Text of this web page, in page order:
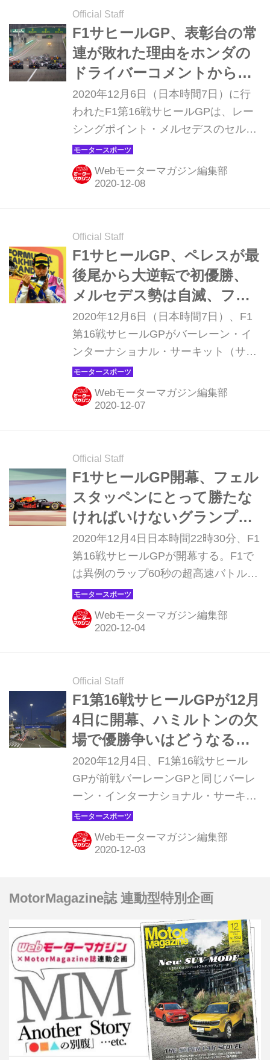
Official Staff
F1サヒールGP、表彰台の常
連が敗れた理由をホンダの
ドライバーコメントから探
ってみた！【モータースポ
ーツ】
2020年12月6日（日本時間7日）に行
われたF1第16戦サヒールGPは、レー
シングポイント・メルセデスのセルジ
オ・ペレスが優勝、2位にルノーのエ
ステバン・オコン、3位にレーシング
ポイントのランス・ストロールが入る
あるメルセデスAMG勢、マックス・フ
ェルスタッペン（レッドブル・ホン
ダ）はどうしたのか。ホンダ勢のコメ
ントをまじえながら、検証してみよ
う。
Webモーターマガジン編集部
Official Staff
F1サヒールGP、ペレスが最
後尾から大逆転で初優勝、
メルセデス勢は自滅、フェ
ルスタッぺンもリタイア
【モータースポーツ】
2020年12月6日（日本時間7日）、F1
第16戦サヒールGPがバーレーン・イ
ンターナショナル・サーキット（サヒ
ール・サーキット）で開催され、レー
シングポイント・メルセデスのセルジ
オ・ペレスが初優勝。2位には初表彰
ンス・ストロールが入る大波乱の結果
となった。期待のマックス・フェルス
タッペンはリタイア。ホンダ勢はアレ
キサンダー・アルボンの6位が最上位
だった。
Webモーターマガジン編集部
Official Staff
F1サヒールGP開幕、フェル
スタッペンにとって勝たな
ければいけないグランプリ
が始まる【モータースポー
ツ】
2020年12月4日日本時間22時30分、F1
第16戦サヒールGPが開幕する。F1で
は異例のラップ60秒の超高速バトルは
どうなるのか、ルイス・ハミルトンの
欠場で優勝争いの筆頭にあげられるレ
ッドブル・ホンダはどう戦うのか。直
Webモーターマガジン編集部
Official Staff
F1第16戦サヒールGPが12月
4日に開幕、ハミルトンの欠
場で優勝争いはどうなるの
か？【モータースポーツ】
2020年12月4日、F1第16戦サヒール
GPが前戦バーレーンGPと同じバーレ
ーン・インターナショナル・サーキッ
トで開幕する。ただし、通常のコース
ではなく全長の短いアウタートラック
を使って開催され、レース開催時刻も
デスAMGのルイス・ハミルトンが新型
コロナウイルスに感染したため欠場す
ることになり、サヒールGPの優勝争
いは一気に風雲急を告げている。 バー
レーンでの2戦目は一気に予測不能な
状況に F1第16戦サヒールGPのポイン
トは、サーキットこそ前戦バーレーン
GPと同じだが、外周路を使ったアウ
タートラックと呼ばれるコー...
Webモーターマガジン編集部
MotorMagazine誌 連動型特別企画